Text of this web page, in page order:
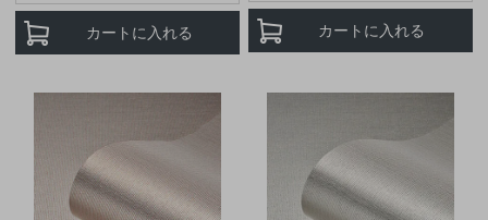
カートに入れる カートに入れる